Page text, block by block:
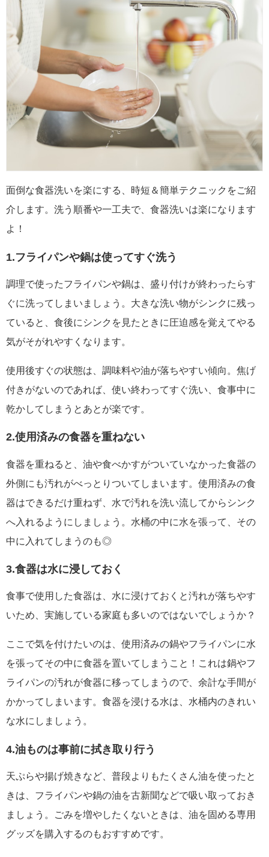
面倒な食器洗いを楽にする、時短＆簡単テクニックをご紹
介します。洗う順番や一工夫で、食器洗いは楽になります
よ！
1.フライパンや鍋は使ってすぐ洗う
調理で使ったフライパンや鍋は、盛り付けが終わったらす
ぐに洗ってしまいましょう。大きな洗い物がシンクに残っ
ていると、食後にシンクを見たときに圧迫感を覚えてやる
気がそがれやすくなります。
使用後すぐの状態は、調味料や油が落ちやすい傾向。焦げ
付きがないのであれば、使い終わってすぐ洗い、食事中に
乾かしてしまうとあとが楽です。
2.使用済みの食器を重ねない
食器を重ねると、油や食べかすがついていなかった食器の
外側にも汚れがべっとりついてしまいます。使用済みの食
器はできるだけ重ねず、水で汚れを洗い流してからシンク
へ入れるようにしましょう。水桶の中に水を張って、その
中に入れてしまうのも◎
3.食器は水に浸しておく
食事で使用した食器は、水に浸けておくと汚れが落ちやす
いため、実施している家庭も多いのではないでしょうか？
ここで気を付けたいのは、使用済みの鍋やフライパンに水
を張ってその中に食器を置いてしまうこと！これは鍋やフ
ライパンの汚れが食器に移ってしまうので、余計な手間が
かかってしまいます。食器を浸ける水は、水桶内のきれい
な水にしましょう。
4.油ものは事前に拭き取り行う
天ぷらや揚げ焼きなど、普段よりもたくさん油を使ったと
きは、フライパンや鍋の油を古新聞などで吸い取っておき
ましょう。ごみを増やしたくないときは、油を固める専用
グッズを購入するのもおすすめです。